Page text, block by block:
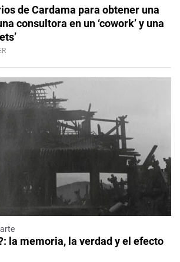
de Cardama para obtener una
consultora en un ‘cowork’ y una
la memoria, la verdad y el efecto